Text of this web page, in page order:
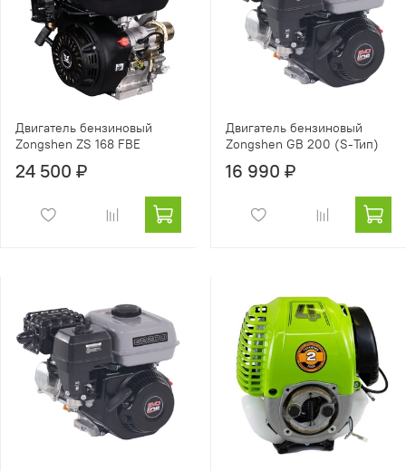
Двигатель бензиновый
Zongshen ZS 168 FBE
24 500 ₽
Двигатель бензиновый
Zongshen GB 200 (S-Тип)
16 990 ₽